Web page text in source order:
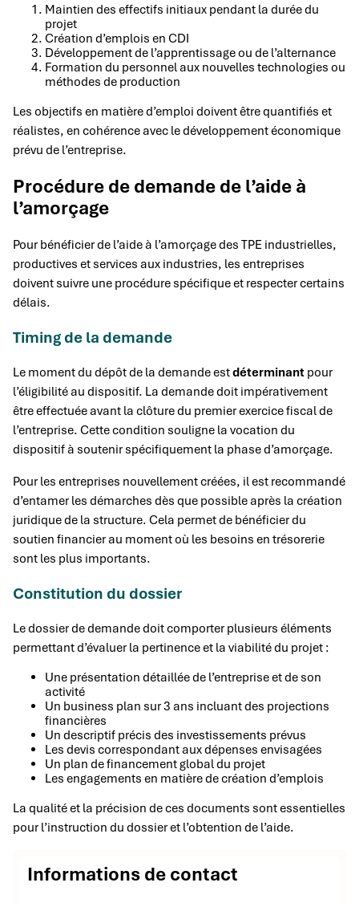
Maintien des effectifs initiaux pendant la durée du
projet
Création d’emplois en CDI
Développement de l’apprentissage ou de l’alternance
Formation du personnel aux nouvelles technologies ou
méthodes de production
Les objectifs en matière d’emploi doivent être quantifiés et
réalistes, en cohérence avec le développement économique
prévu de l’entreprise.
Procédure de demande de l’aide à
l’amorçage
Pour bénéficier de l’aide à l’amorçage des TPE industrielles,
productives et services aux industries, les entreprises
doivent suivre une procédure spécifique et respecter certains
délais.
Timing de la demande
Le moment du dépôt de la demande estdéterminant pour
l’éligibilité au dispositif. La demande doit impérativement
être effectuée avant la clôture du premier exercice fiscal de
l’entreprise. Cette condition souligne la vocation du
dispositif à soutenir spécifiquement la phase d’amorçage.
Pour les entreprises nouvellement créées, il est recommandé
d’entamer les démarches dès que possible après la création
juridique de la structure. Cela permet de bénéficier du
soutien financier au moment où les besoins en trésorerie
sont les plus importants.
Constitution du dossier
Le dossier de demande doit comporter plusieurs éléments
permettant d’évaluer la pertinence et la viabilité du projet :
Une présentation détaillée de l’entreprise et de son
activité
Un business plan sur 3 ans incluant des projections
financières
Un descriptif précis des investissements prévus
Les devis correspondant aux dépenses envisagées
Un plan de financement global du projet
Les engagements en matière de création d’emplois
La qualité et la précision de ces documents sont essentielles
pour l’instruction du dossier et l’obtention de l’aide.
Informations de contact